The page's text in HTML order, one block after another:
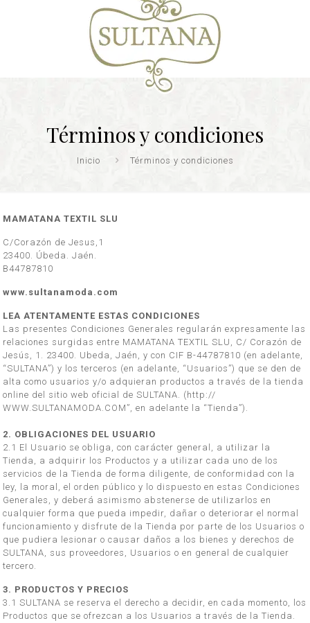
Términos y condiciones
Inicio Términos y condiciones
MAMATANA TEXTIL SLU
C/Corazón de Jesus,1
23400. Úbeda. Jaén.
B44787810
www.sultanamoda.com
LEA ATENTAMENTE ESTAS CONDICIONES
Las presentes Condiciones Generales regularán expresamente las
relaciones surgidas entre MAMATANA TEXTIL SLU, C/ Corazón de
Jesús, 1. 23400. Ubeda, Jaén, y con CIF B-44787810 (en adelante,
“SULTANA”) y los terceros (en adelante, “Usuarios”) que se den de
alta como usuarios y/o adquieran productos a través de la tienda
online del sitio web oficial de SULTANA. (http://
WWW.SULTANAMODA.COM”, en adelante la “Tienda”).
2. OBLIGACIONES DEL USUARIO
2.1 El Usuario se obliga, con carácter general, a utilizar la
Tienda, a adquirir los Productos y a utilizar cada uno de los
servicios de la Tienda de forma diligente, de conformidad con la
ley, la moral, el orden público y lo dispuesto en estas Condiciones
Generales, y deberá asimismo abstenerse de utilizarlos en
cualquier forma que pueda impedir, dañar o deteriorar el normal
funcionamiento y disfrute de la Tienda por parte de los Usuarios o
que pudiera lesionar o causar daños a los bienes y derechos de
SULTANA, sus proveedores, Usuarios o en general de cualquier
tercero.
3. PRODUCTOS Y PRECIOS
3.1 SULTANA se reserva el derecho a decidir, en cada momento, los
Productos que se ofrezcan a los Usuarios a través de la Tienda.